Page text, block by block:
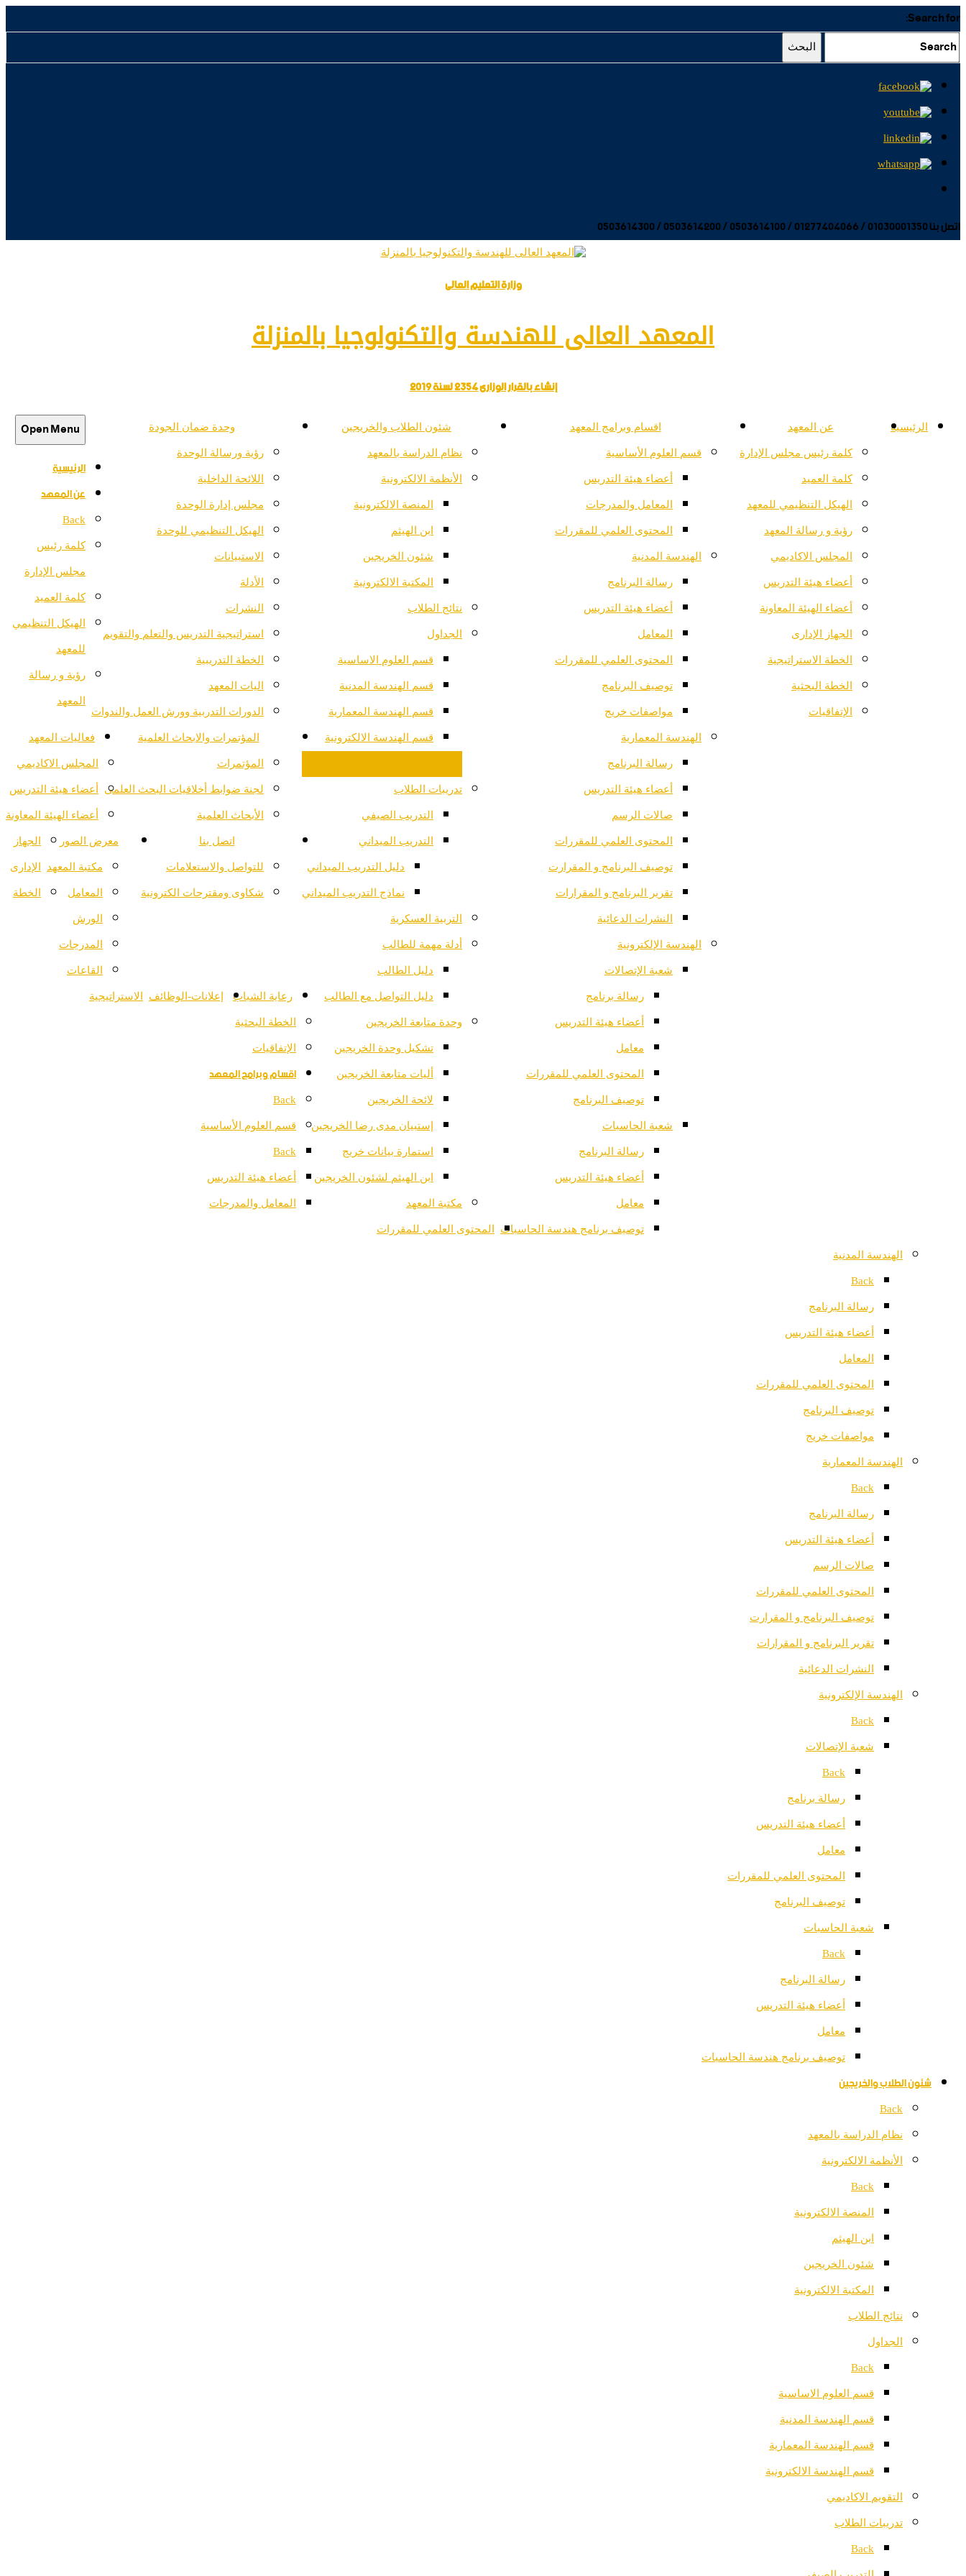
Search for:
البحث
اتصل بنا 01030001350 / 01277404066 / 0503614100 / 0503614200 / 0503614300
وزارة التعليم العالى
المعهد العالى للهندسة والتكنولوجيا بالمنزلة
إنشاء بالقرار الوزارى 2354 لسنة 2019
الرئيسية عن المعهد
كلمة رئيس مجلس الإدارة
كلمة العميد
الهيكل التنظيمي للمعهد
رؤية و رسالة المعهد
المجلس الاكاديمي
أعضاء هيئة التدريس
أعضاء الهيئة المعاونة
الجهاز الإدارى
الخطة الاستراتيجية
الخطة البحثية
الإتفاقيات
اقسام وبرامج المعهد
قسم العلوم الأساسية
أعضاء هيئة التدريس
المعامل والمدرجات
المحتوى العلمي للمقررات
الهندسة المدنية
رسالة البرنامج
أعضاء هيئة التدريس
المعامل
المحتوى العلمي للمقررات
توصيف البرنامج
مواصفات خريج
الهندسة المعمارية
رسالة البرنامج
أعضاء هيئة التدريس
صالات الرسم
المحتوى العلمي للمقررات
توصيف البرنامج و المقرارت
تقرير البرنامج و المقرارات
النشرات الدعائية
الهندسة الإلكترونية
شعبة الإتصالات
رسالة برنامج
أعضاء هيئة التدريس
معامل
المحتوى العلمي للمقررات
توصيف البرنامج
شعبة الحاسبات
رسالة البرنامج
أعضاء هيئة التدريس
معامل
توصيف برنامج هندسة الحاسبات
شئون الطلاب والخريجين
نظام الدراسة بالمعهد
الأنظمة الالكترونية
المنصة الالكترونية
ابن الهيثم
شئون الخريجين
المكتبة الالكترونية
نتائج الطلاب
الجداول
قسم العلوم الاساسية
قسم الهندسة المدنية
قسم الهندسة المعمارية
قسم الهندسة الالكترونية
تدريبات الطلاب
التدريب الصيفي
التدريب الميداني
دليل التدريب الميداني
نماذج التدريب الميداني
التربية العسكرية
أدلة مهمة للطالب
دليل الطالب
دليل التواصل مع الطالب
وحدة متابعة الخريجين
تشكيل وحدة الخريجين
أليات متابعة الخريجين
لائحة الخريجين
إستبيان مدى رضا الخريجين
استمارة بيانات خريج
ابن الهيثم لشئون الخريجين
مكتبة المعهد
وحدة ضمان الجودة
رؤية ورسالة الوحدة
اللائحة الداخلية
مجلس إدارة الوحدة
الهيكل التنظيمي للوحدة
الاستبيانات
الأدلة
النشرات
استراتيجية التدريس والتعلم والتقويم
الخطة التدريبية
اليات المعهد
الدورات التدربية وورش العمل والندوات
المؤتمرات والابحاث العلمية
المؤتمرات
لجنة ضوابط أخلاقيات البحث العلمى
الأبحاث العلمية
فعاليات المعهد
اتصل بنا
للتواصل والاستعلامات
شكاوى ومقترحات الكترونية
معرض الصور
مكتبة المعهد
المعامل
الورش
المدرجات
القاعات
رعاية الشباب إعلانات-الوظائف
Open Menu
الرئيسية
عن المعهد
Back
كلمة رئيس
مجلس الإدارة
كلمة العميد
الهيكل التنظيمي
للمعهد
رؤية و رسالة
المعهد
المجلس الاكاديمي
أعضاء هيئة التدريس
أعضاء الهيئة المعاونة
الجهاز
الإدارى
الخطة
الاستراتيجية
الخطة البحثية
الإتفاقيات
اقسام وبرامج المعهد
Back
قسم العلوم الأساسية
Back
أعضاء هيئة التدريس
المعامل والمدرجات
المحتوى العلمي للمقررات
الهندسة المدنية
Back
رسالة البرنامج
أعضاء هيئة التدريس
المعامل
المحتوى العلمي للمقررات
توصيف البرنامج
مواصفات خريج
الهندسة المعمارية
Back
رسالة البرنامج
أعضاء هيئة التدريس
صالات الرسم
المحتوى العلمي للمقررات
توصيف البرنامج و المقرارت
تقرير البرنامج و المقرارات
النشرات الدعائية
الهندسة الإلكترونية
Back
شعبة الإتصالات
Back
رسالة برنامج
أعضاء هيئة التدريس
معامل
المحتوى العلمي للمقررات
توصيف البرنامج
شعبة الحاسبات
Back
رسالة البرنامج
أعضاء هيئة التدريس
معامل
توصيف برنامج هندسة الحاسبات
شئون الطلاب والخريجين
Back
نظام الدراسة بالمعهد
الأنظمة الالكترونية
Back
المنصة الالكترونية
ابن الهيثم
شئون الخريجين
المكتبة الالكترونية
نتائج الطلاب
الجداول
Back
قسم العلوم الاساسية
قسم الهندسة المدنية
قسم الهندسة المعمارية
قسم الهندسة الالكترونية
التقويم الاكاديمي
تدريبات الطلاب
Back